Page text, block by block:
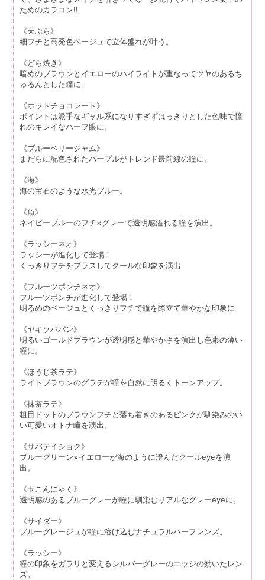
ためのカラコン!!
《天ぷら》
細フチと高発色ベージュで立体盛れが叶う。
《どら焼き》
暗めのブラウンとイエローのハイライトが重なってツヤのあるち
ゅるんとした瞳に。
《ホットチョコレート》
ポイントは派手なギャル系になりすぎずはっきりとした色味で憧
れのキレイなハーフ眼に。
《ブルーベリージャム》
まだらに配色されたパープルがトレンド最前線の瞳に。
《海》
海の宝石のような水光ブルー。
《魚》
ネイビーブルーのフチ×グレーで透明感溢れる瞳を演出。
《ラッシーネオ》
ラッシーが進化して登場！
くっきりフチをプラスしてクールな印象を演出
《フルーツポンチネオ》
フルーツポンチが進化して登場！
明るめのベージュとくっきりフチで瞳を際立て華やかな印象に
《ヤキソバパン》
明るいゴールドブラウンが透明感と華やかさを演出し色素の薄い
瞳に。
《ほうじ茶ラテ》
ライトブラウンのグラデが瞳を自然に明るくトーンアップ。
《抹茶ラテ》
粗目ドットのブラウンフチと落ち着きのあるピンクが馴染みのい
い可愛いオトナ瞳を演出。
《サバテイショク》
ブルーグリーン×イエローが海のように澄んだクールeyeを演
出。
《玉こんにゃく》
透明感のあるブルーグレーが瞳に馴染むリアルなグレーeyeに。
《サイダー》
ブルーグレージュが瞳に溶け込むナチュラルハーフレンズ。
《ラッシー》
瞳の印象をガラリと変えるシルバーグレーのエッジの効いたレン
ズ。